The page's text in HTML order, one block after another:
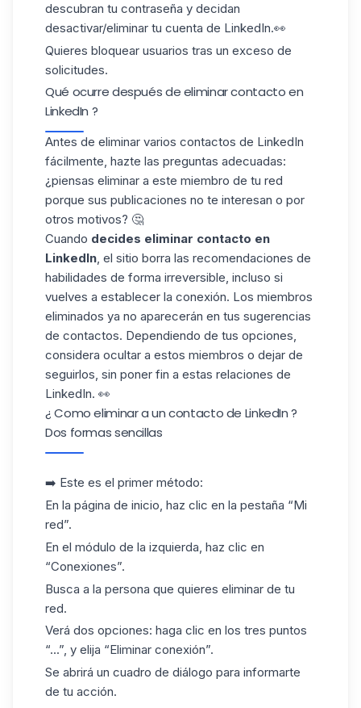
descubran tu contraseña y decidan
desactivar/eliminar tu cuenta de LinkedIn.👀
Quieres bloquear usuarios tras un exceso de
solicitudes.
Qué ocurre después de eliminar contacto en
LinkedIn ?
Antes de eliminar varios contactos de LinkedIn
fácilmente, hazte las preguntas adecuadas:
¿piensas eliminar a este miembro de tu red
porque sus publicaciones no te interesan o por
otros motivos? 🤔
Cuando decides eliminar contacto en
LinkedIn, el sitio borra las recomendaciones de
habilidades de forma irreversible, incluso si
vuelves a establecer la conexión. Los miembros
eliminados ya no aparecerán en tus sugerencias
de contactos. Dependiendo de tus opciones,
considera ocultar a estos miembros o dejar de
seguirlos, sin poner fin a estas relaciones de
LinkedIn. 👀
¿ Como eliminar a un contacto de LinkedIn ?
Dos formas sencillas
➡️ Este es el primer método:
En la página de inicio, haz clic en la pestaña “Mi
red”.
En el módulo de la izquierda, haz clic en
“Conexiones”.
Busca a la persona que quieres eliminar de tu
red.
Verá dos opciones: haga clic en los tres puntos
“...”, y elija “Eliminar conexión”.
Se abrirá un cuadro de diálogo para informarte
de tu acción.